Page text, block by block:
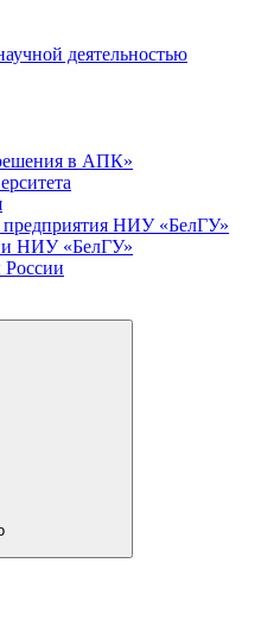
деятельностью
в АПК»
НИУ «БелГУ»
НИУ «БелГУ»